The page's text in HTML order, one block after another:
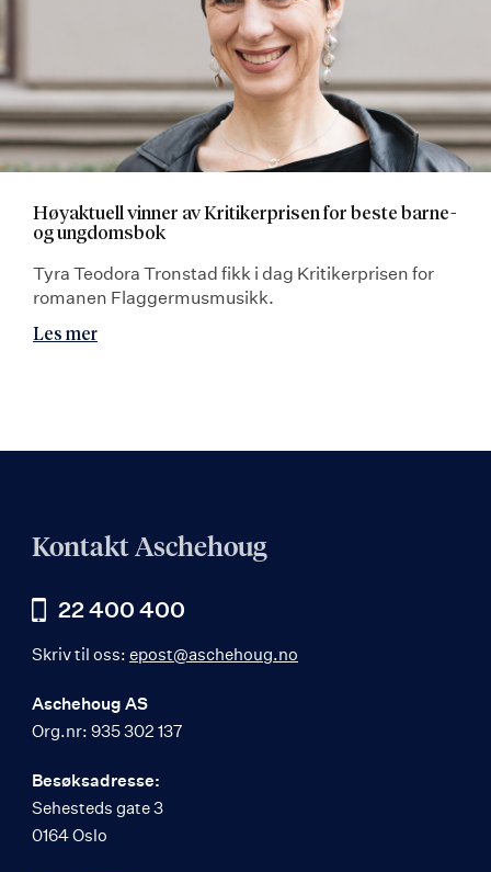
Høyaktuell vinner av Kritikerprisen for beste barne-
og ungdomsbok
Tyra Teodora Tronstad fikk i dag Kritikerprisen for
romanen Flaggermusmusikk.
Les mer
Kontakt Aschehoug
22 400 400
Skriv til oss: epost@aschehoug.no
Aschehoug AS
Org.nr: 935 302 137
Besøksadresse:
Sehesteds gate 3
0164 Oslo